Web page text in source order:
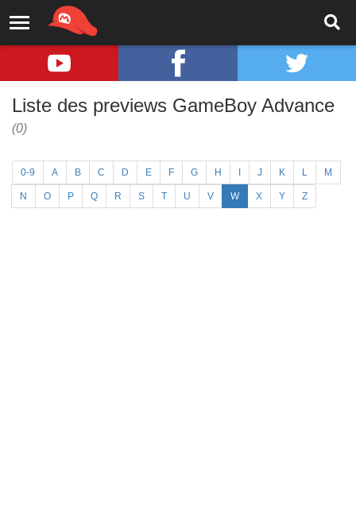
Liste des previews GameBoy Advance
(0)
0-9 A B C D E F G H J K L M
N O P Q R S T U V W X Y Z